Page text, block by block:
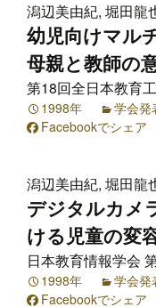
潟辺美由紀, 堀田龍
幼児向けマル
母親と教師の
第18回全日本教育
1998年 学会発
Facebookでシェア
潟辺美由紀, 堀田龍
デジタルカメ
ける児童の変
日本教育情報学会
1998年 学会発
Facebookでシェア